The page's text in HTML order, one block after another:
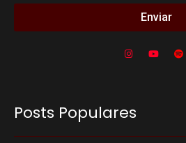
Enviar
Posts Populares